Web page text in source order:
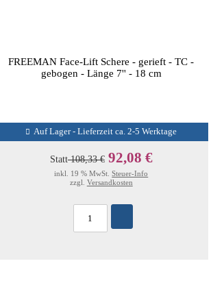
FREEMAN Face-Lift Schere - gerieft - TC -
gebogen - Länge 7'' - 18 cm
Auf Lager - Lieferzeit ca. 2-5 Werktage
Statt108,33 € 92,08 €
inkl. 19 % MwSt.Steuer-Info
zzgl. Versandkosten